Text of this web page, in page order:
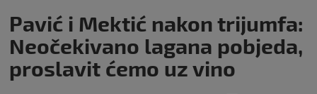
Pavić i Mektić nakon trijumfa:
Neočekivano lagana pobjeda,
proslavit ćemo uz vino